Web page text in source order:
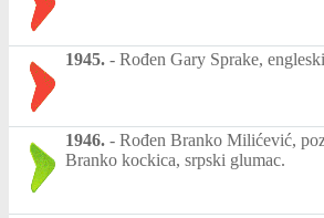
1945. - Rođen Gary Sprake,
1946. - Rođen Branko Milićević,
Branko kockica, srpski glumac.